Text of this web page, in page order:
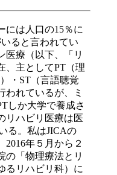
には人口の15％に
ると言われてい
医療（以下、「リ
、主としてPT（理
・ST（言語聴覚
われているが、ミ
しか大学で養成さ
リハビリ医療は医
る。私はJICAの
2016年５月から２
の「物理療法とリ
るリハビリ科）に